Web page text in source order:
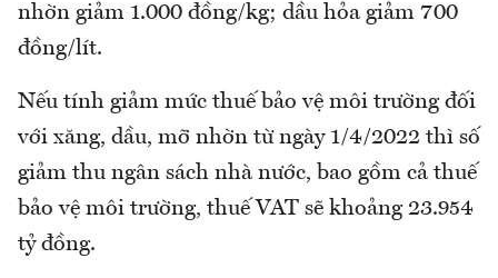
nhờn giảm 1.000 đồng/kg; dầu hỏa giảm 700
đồng/lít.
Nếu tính giảm mức thuế bảo vệ môi trường đối
với xăng, dầu, mỡ nhờn từ ngày 1/4/2022 thì số
giảm thu ngân sách nhà nước, bao gồm cả thuế
bảo vệ môi trường, thuế VAT sẽ khoảng 23.954
tỷ đồng.